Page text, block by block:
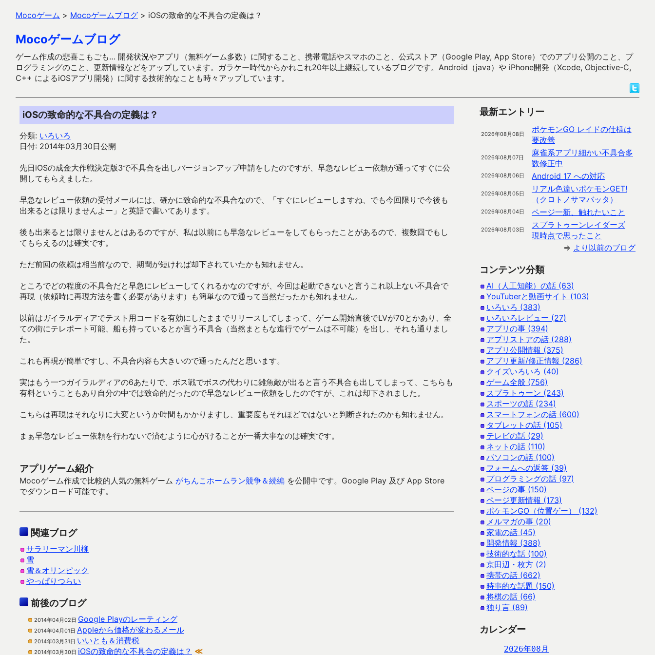
Mocoゲーム > Mocoゲームブログ > iOSの致命的な不具合の定義は？
Mocoゲームブログ
ゲーム作成の悲喜こもごも… 開発状況やアプリ（無料ゲーム多数）に関すること、携帯電話やスマホのこと、公式ストア（Google Play, App Store）でのアプリ公開のこと、プ
ログラミングのこと、更新情報などをアップしています。ガラケー時代からかれこれ20年以上継続しているブログです。Android（java）や iPhone開発（Xcode, Objective-C,
C++ によるiOSアプリ開発）に関する技術的なことも時々アップしています。
iOSの致命的な不具合の定義は？
分類: いろいろ
日付: 2014年03月30日公開
先日iOSの成金大作戦決定版3で不具合を出しバージョンアップ申請をしたのですが、早急なレビュー依頼が通ってすぐに公
開してもらえました。
早急なレビュー依頼の受付メールには、確かに致命的な不具合なので、「すぐにレビューしますね、でも今回限りで今後も
出来るとは限りませんよー」と英語で書いてあります。
後も出来るとは限りませんとはあるのですが、私は以前にも早急なレビューをしてもらったことがあるので、複数回でもし
てもらえるのは確実です。
ただ前回の依頼は相当前なので、期間が短ければ却下されていたかも知れません。
ところでどの程度の不具合だと早急にレビューしてくれるかなのですが、今回は起動できないと言うこれ以上ない不具合で
再現（依頼時に再現方法を書く必要があります）も簡単なので通って当然だったかも知れません。
以前はガイラルディアでテスト用コードを有効にしたままでリリースしてしまって、ゲーム開始直後でLVが70とかあり、全
ての街にテレポート可能、船も持っているとか言う不具合（当然まともな進行でゲームは不可能）を出し、それも通りまし
た。
これも再現が簡単ですし、不具合内容も大きいので通ったんだと思います。
実はもう一つガイラルディアの6あたりで、ボス戦でボスの代わりに雑魚敵が出ると言う不具合も出してしまって、こちらも
有料ということもあり自分の中では致命的だったので早急なレビュー依頼をしたのですが、これは却下されました。
こちらは再現はそれなりに大変というか時間もかかりますし、重要度もそれほどではないと判断されたのかも知れません。
まぁ早急なレビュー依頼を行わないで済むように心がけることが一番大事なのは確実です。
アプリゲーム紹介
Mocoゲーム作成で比較的人気の無料ゲーム がちんこホームラン競争＆続編 を公開中です。Google Play 及び App Store
でダウンロード可能です。
関連ブログ
サラリーマン川柳
雪
雪＆オリンピック
やっぱりつらい
前後のブログ
2014年04月02日 Google Playのレーティング
2014年04月01日 Appleから価格が変わるメール
2014年03月31日 いいとも＆消費税
2014年03月30日 iOSの致命的な不具合の定義は？ ≪
最新エントリー
2026年08月08日
ポケモンGO レイドの仕様は
要改善
2026年08月07日
麻雀系アプリ細かい不具合多
数修正中
2026年08月06日 Android 17 への対応
2026年08月05日
リアル色違いポケモンGET!
（クロトノサマバッタ）
2026年08月04日 ページ一新、触れたいこと
2026年08月03日
スプラトゥーンレイダーズ
現時点で思ったこと
⇒ より以前のブログ
コンテンツ分類
AI（人工知能）の話 (63)
YouTuberと動画サイト (103)
いろいろ (383)
いろいろレビュー (27)
アプリの事 (394)
アプリストアの話 (288)
アプリ公開情報 (375)
アプリ更新/修正情報 (286)
クイズいろいろ (40)
ゲーム全般 (756)
スプラトゥーン (243)
スポーツの話 (234)
スマートフォンの話 (600)
タブレットの話 (105)
テレビの話 (29)
ネットの話 (110)
パソコンの話 (100)
フォームへの返答 (39)
プログラミングの話 (97)
ページの事 (150)
ページ更新情報 (173)
ポケモンGO（位置ゲー） (132)
メルマガの事 (20)
家電の話 (45)
開発情報 (388)
技術的な話 (100)
京田辺・枚方 (2)
携帯の話 (662)
時事的な話題 (150)
将棋の話 (66)
独り言 (89)
カレンダー
2026年08月